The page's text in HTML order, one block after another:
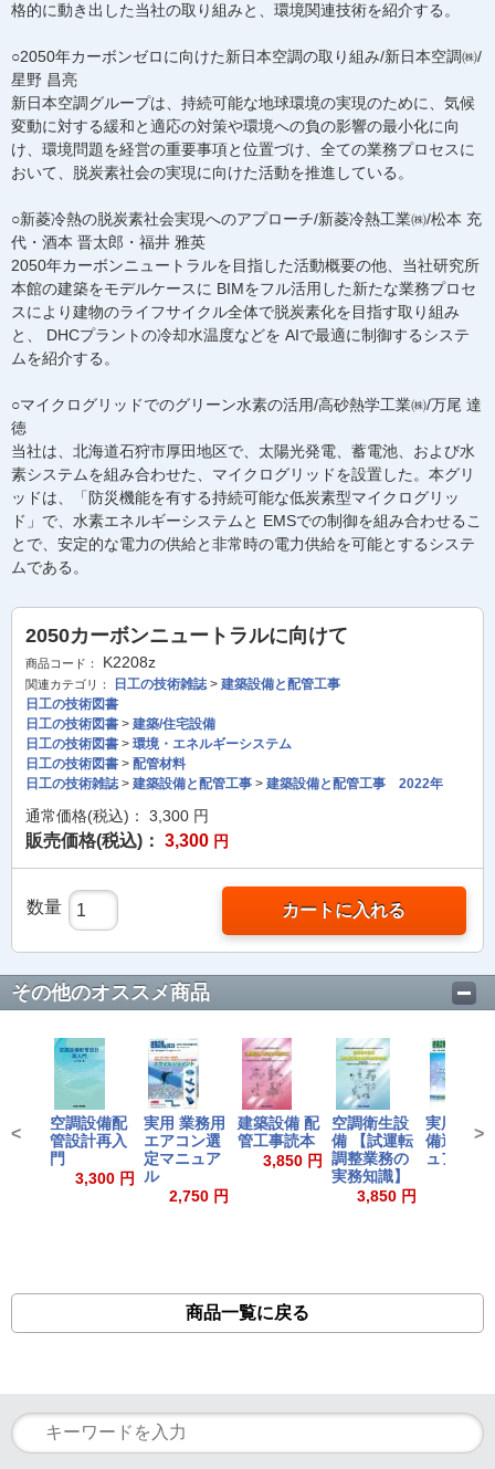
格的に動き出した当社の取り組みと、環境関連技術を紹介する。
○2050年カーボンゼロに向けた新日本空調の取り組み/新日本空調㈱/
星野 昌亮
新日本空調グループは、持続可能な地球環境の実現のために、気候
変動に対する緩和と適応の対策や環境への負の影響の最小化に向
け、環境問題を経営の重要事項と位置づけ、全ての業務プロセスに
おいて、脱炭素社会の実現に向けた活動を推進している。
○新菱冷熱の脱炭素社会実現へのアプローチ/新菱冷熱工業㈱/松本 充
代・酒本 晋太郎・福井 雅英
2050年カーボンニュートラルを目指した活動概要の他、当社研究所
本館の建築をモデルケースに BIMをフル活用した新たな業務プロセ
スにより建物のライフサイクル全体で脱炭素化を目指す取り組み
と、 DHCプラントの冷却水温度などを AIで最適に制御するシステ
ムを紹介する。
○マイクログリッドでのグリーン水素の活用/高砂熱学工業㈱/万尾 達
徳
当社は、北海道石狩市厚田地区で、太陽光発電、蓄電池、および水
素システムを組み合わせた、マイクログリッドを設置した。本グリ
ッドは、「防災機能を有する持続可能な低炭素型マイクログリッ
ド」で、水素エネルギーシステムと EMSでの制御を組み合わせるこ
とで、安定的な電力の供給と非常時の電力供給を可能とするシステ
ムである。
2050カーボンニュートラルに向けて
商品コード： K2208z
関連カテゴリ： 日工の技術雑誌> 建築設備と配管工事
日工の技術図書
日工の技術図書 > 建築/住宅設備
日工の技術図書 > 環境・エネルギーシステム
日工の技術図書 > 配管材料
日工の技術雑誌> 建築設備と配管工事 > 建築設備と配管工事 2022年
通常価格(税込)： 3,300 円
販売価格(税込)： 3,300 円
数量 カートに入れる
その他のオススメ商品
空調設備配
管設計再入
門
3,300 円
実用 業務用
エアコン選
定マニュア
ル
2,750 円
建築設備 配
管工事読本
3,850 円
空調衛生設
備 【試運転
調整業務の
実務知識】
3,850 円
実用熱源
備選定マ
ュアル
< >
商品一覧に戻る